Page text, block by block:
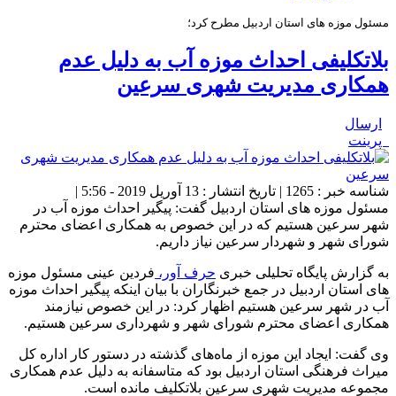
مسئول موزه های استان اردبیل مطرح کرد؛
بلاتکلیفی احداث موزه آب به دلیل عدم
همکاری مدیریت شهری سرعین
ارسال
پرینت
شناسه خبر : 1265 | تاریخ انتشار : 13 آوریل 2019 - 5:56 |
مسئول موزه های استان اردبیل گفت: پیگیر احداث موزه آب در
شهر سرعین هستیم که در این خصوص به همکاری اعضای محترم
شورای شهر و شهردار سرعین نیاز داریم.
به گزارش پایگاه تحلیلی خبری حرف آور، فردین عینی مسئول موزه
های استان اردبیل در جمع خبرنگاران با بیان اینکه پیگیر احداث موزه
آب در شهر سرعین هستیم اظهار کرد: در این خصوص نیازمند
همکاری اعضای محترم شورای شهر و شهرداری سرعین هستیم.
وی گفت: ایجاد این موزه از ماه‌های گذشته در دستور کار اداره کل
میراث فرهنگی استان اردبیل بود که متاسفانه به دلیل عدم همکاری
مجموعه مدیریت شهری سرعین بلاتکلیف مانده است.